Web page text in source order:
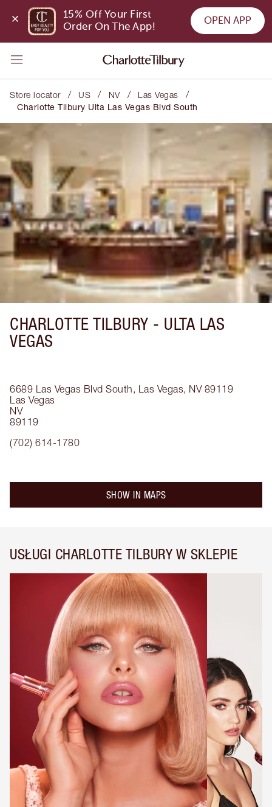
15% Off Your First
Order On The App!
OPEN APP
Store locator / US / NV / Las Vegas /
Charlotte Tilbury Ulta Las Vegas Blvd South
CHARLOTTE TILBURY - ULTA LAS
VEGAS
6689 Las Vegas Blvd South, Las Vegas, NV 89119
Las Vegas
NV
89119
(702) 614-1780
SHOW IN MAPS
USŁUGI CHARLOTTE TILBURY W SKLEPIE